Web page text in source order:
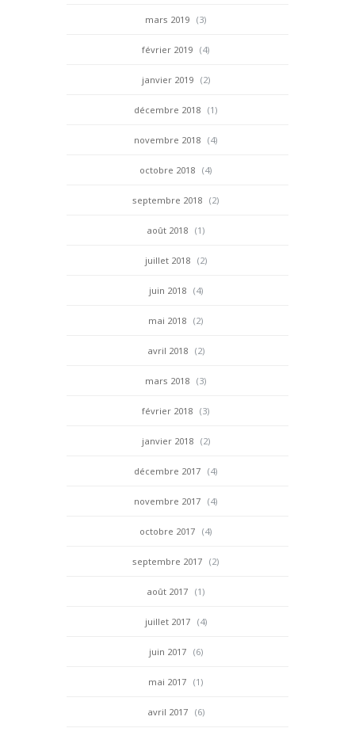
mars 2019 (3)
février 2019 (4)
janvier 2019 (2)
décembre 2018 (1)
novembre 2018 (4)
octobre 2018 (4)
septembre 2018 (2)
août 2018 (1)
juillet 2018 (2)
juin 2018 (4)
mai 2018 (2)
avril 2018 (2)
mars 2018 (3)
février 2018 (3)
janvier 2018 (2)
décembre 2017 (4)
novembre 2017 (4)
octobre 2017 (4)
septembre 2017 (2)
août 2017 (1)
juillet 2017 (4)
juin 2017 (6)
mai 2017 (1)
avril 2017 (6)